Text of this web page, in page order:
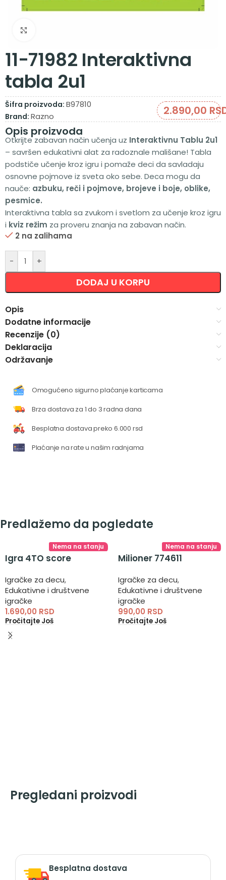
11-71982 Interaktivna
tabla 2u1
Šifra proizvoda: B97810
Brand: Razno 2.890,00
Opis proizvoda
Otkrijte zabavan način učenja uz Interaktivnu Tablu 2u1
– savršen edukativni alat za radoznale mališane! Tabla
podstiče učenje kroz igru i pomaže deci da savladaju
osnovne pojmove iz sveta oko sebe. Deca mogu da
nauče: azbuku, reči i pojmove, brojeve i boje, oblike,
pesmice.
Interaktivna tabla sa zvukom i svetlom za učenje kroz igru
i kviz režim za proveru znanja na zabavan način.
2 na zalihama
- +
DODAJ U KORPU
Alternative:
Opis
Dodatne informacije
Recenzije (0)
Deklaracija
Održavanje
Omogućeno sigurno plaćanje karticama
Brza dostava za 1 do 3 radna dana
Besplatna dostava preko 6.000 rsd
Plaćanje na rate u našim radnjama
Predlažemo da pogledate
Nema na stanju
Igra 4TO score
Igračke za decu,
Edukativne i društvene
igračke
1.690,00 RSD
Pročitajte Još
Nema na stanju
Milioner 774611
Igračke za decu,
Edukativne i društvene
igračke
990,00 RSD
Pročitajte Još
Pregledani proizvodi
Besplatna dostava